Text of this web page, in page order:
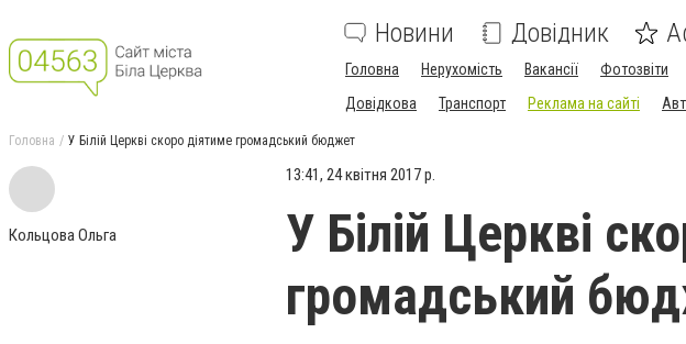
Новини Довідник
Головна Нерухомість Вакансії Фотозвіти
Довідкова
Транспорт Реклама на сайті
Головна У Білій Церкві скоро діятиме громадський бюджет
Кольцова Ольга
13:41, 24 квітня 2017 р.
У Білій Церкві
громадський